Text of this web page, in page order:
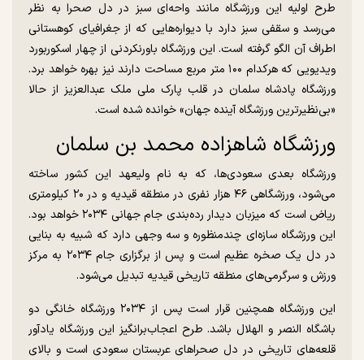
طرح اولیه این ورزشگاه مانند واحه‌ای سبز در دل صحرا به نظر
می‌رسد و سقفی سبز دارد با دیواره‌هایی که از جغرافیای کوهستانی
اطراف آن الگو گرفته است. ‏این ورزشگاه باورنکردنی از چهار اسکوربورد
ویدیویی که هرکدام ۱۰۰ ‏متر مربع مساحت دارند نیز بهره خواهد برد.
ورزشگاه پادشاه سلمان در قلب پارک ملی ملک عبدالعزیز از حالا
«بی‌نظیرترین ورزشگاه آینده جهان» خوانده شده است.
ورزشگاه شاهزاده محمد بن سلمان
ورزشگاه بعدی سعودی‌ها، که به نام ولیعهد این کشور ساخته
می‌شود، ورزشگاهی ۴۶ هزار نفری در منطقه قیدیه و در ۲۰ کیلومتری
ریاض است که میزبان دیدار رده‌بندی جام جهانی ۲۰۳۴ خواهد بود.
این ورزشگاه سازه‌ای چندمنظوره و سه وجهی دارد که شبیه به بنایی
در دل یک صخره عظیم است و پس از برگزاری جام ۲۰۳۴ به مرکز
ورزش و سرگرمی‌های منطقه تاریخی قیدیه تبدیل می‌شود.
این ورزشگاه همچنین قرار است پس از ۲۰۳۴ ورزشگاه خانگی دو
باشگاه النصر و الهلال باشد. طرح ‏اعجاب‌برانگیز این ورزشگاه یادآور
قلعه‌های تاریخی در دل صحراهای عربستان سعودی است و بالای